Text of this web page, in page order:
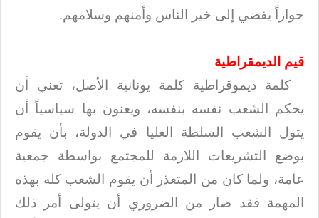
حواراً
يفضي إلى خير الناس وأمنهم وسلامهم.
قيم الديمقراطية
كلمة ديموقراطية كلمة يونانية الأصل، تعني أن
يحكم الشعب نفسه بنفسه، ويعنون بها سياسياً أن
يتول الشعب السلطة العليا في الدولة، بأن يقوم
بوضع التشريعات اللازمة
للمجتمع بواسطة جمعية
عامة، ولما كان من المتعذر أن يقوم الشعب كله بهذه
المهمة فقد
صار من الضروري أن يتولى أمر ذلك